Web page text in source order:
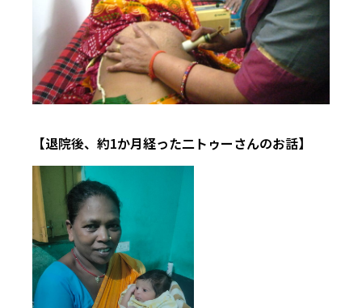
【退院後、約1か月経った二トゥーさんのお話】